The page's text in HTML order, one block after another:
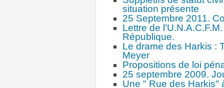
situation présente
25 Septembre 2011.
Lettre de
République.
Le drame des Harkis :
Meyer
Propositions de loi
25 septembre 2009.
Une " Rue des Harkis"